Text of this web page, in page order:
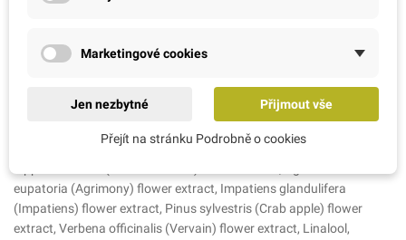
Ostatní informace:
Vyrobeno ve Francii, Elixirs & Co, Paříž, Francie.
Výhradní zastoupení: AMC RATIO s.r.o., Arch. Weisse 1089, Řevnice,
25230. E-mail: info@bio-bachovky.cz, www.bio-bachovky.cz
Ingrédients INCI:
Alcohol denat, Water (Aqua), Fragrance (Parfum), Alcohol, Aesculus
eupatoria (Agrimony) flower extract, Impatiens glandulifera
(Impatiens) flower extract, Pinus sylvestris (Crab apple) flower
extract, Verbena officinalis (Vervain) flower extract, Linalool,
Marketingové cookies
Jen nezbytné Přijmout vše
Přejít na stránku Podrobně o cookies